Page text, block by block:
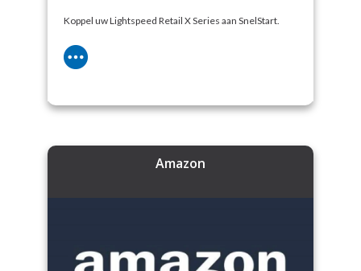
Koppel uw Lightspeed Retail X Series aan SnelStart.
Amazon